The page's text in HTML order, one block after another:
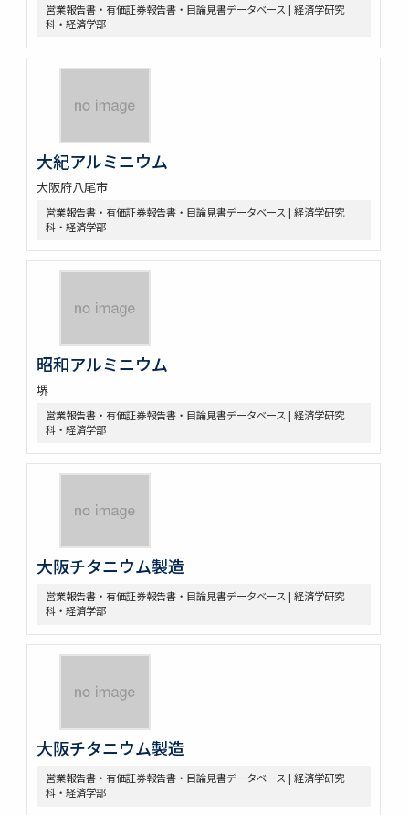
営業報告書・有価証券報告書・目論見書データベース | 経済学研究
科・経済学部
大紀アルミニウム
大阪府八尾市
営業報告書・有価証券報告書・目論見書データベース | 経済学研究
科・経済学部
昭和アルミニウム
堺
営業報告書・有価証券報告書・目論見書データベース | 経済学研究
科・経済学部
大阪チタニウム製造
営業報告書・有価証券報告書・目論見書データベース | 経済学研究
科・経済学部
大阪チタニウム製造
営業報告書・有価証券報告書・目論見書データベース | 経済学研究
科・経済学部